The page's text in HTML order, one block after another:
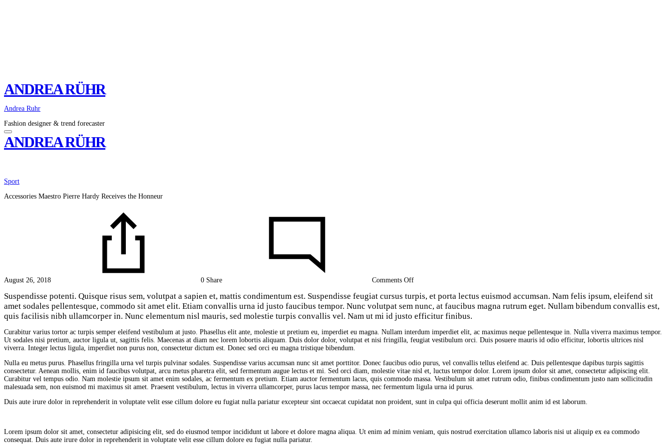
ANDREA RÜHR
Andrea Ruhr
Fashion designer & trend forecaster
ANDREA RÜHR
Sport
Accessories Maestro Pierre Hardy Receives the Honneur
August 26, 2018 0 Share Comments Off
Accessories
Maestro
Pierre
Hardy
Receives
the
Honneur
August
Suspendisse potenti. Quisque risus sem, volutpat a sapien et, mattis condimentum est. Suspendisse feugiat cursus turpis, et porta lectus euismod accumsan. Nam felis ipsum, eleifend sit
amet sodales pellentesque, commodo sit amet elit. Etiam convallis urna id justo faucibus tempor. Nunc volutpat sem nunc, at faucibus magna rutrum eget. Nullam bibendum convallis est,
quis facilisis nibh ullamcorper in. Nunc elementum nisl mauris, sed molestie turpis convallis vel. Nam ut mi id justo efficitur finibus.
Curabitur varius tortor ac turpis semper eleifend vestibulum at justo. Phasellus elit ante, molestie ut pretium eu, imperdiet eu magna. Nullam interdum imperdiet elit, ac maximus neque pellentesque in. Nulla viverra maximus tempor.
Ut sodales nisi pretium, auctor ligula ut, sagittis felis. Maecenas at diam nec lorem lobortis aliquam. Duis dolor dolor, volutpat et nisi fringilla, feugiat vestibulum orci. Duis posuere mauris id odio efficitur, lobortis ultrices nisl
viverra. Integer lectus ligula, imperdiet non purus non, consectetur dictum est. Donec sed orci eu magna tristique bibendum.
Nulla eu metus purus. Phasellus fringilla urna vel turpis pulvinar sodales. Suspendisse varius accumsan nunc sit amet porttitor. Donec faucibus odio purus, vel convallis tellus eleifend ac. Duis pellentesque dapibus turpis sagittis
consectetur. Aenean mollis, enim id faucibus volutpat, arcu metus pharetra elit, sed fermentum augue lectus et mi. Sed orci diam, molestie vitae nisl et, luctus tempor dolor. Lorem ipsum dolor sit amet, consectetur adipiscing elit.
Curabitur vel tempus odio. Nam molestie ipsum sit amet enim sodales, ac fermentum ex pretium. Etiam auctor fermentum lacus, quis commodo massa. Vestibulum sit amet rutrum odio, finibus condimentum justo nam sollicitudin
malesuada sem, non euismod mi maximus sit amet. Praesent vestibulum, lectus in viverra ullamcorper, purus lacus tempor massa, nec fermentum ligula urna id purus.
Duis aute irure dolor in reprehenderit in voluptate velit esse cillum dolore eu fugiat nulla pariatur excepteur sint occaecat cupidatat non proident, sunt in culpa qui officia deserunt mollit anim id est laborum.
Lorem ipsum dolor sit amet, consectetur adipisicing elit, sed do eiusmod tempor incididunt ut labore et dolore magna aliqua. Ut enim ad minim veniam, quis nostrud exercitation ullamco laboris nisi ut aliquip ex ea commodo
consequat. Duis aute irure dolor in reprehenderit in voluptate velit esse cillum dolore eu fugiat nulla pariatur.